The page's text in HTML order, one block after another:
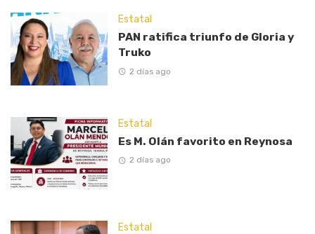
Estatal
PAN ratifica triunfo de Gloria y
Truko
2 días ago
Estatal
Es M. Olán favorito en Reynosa
2 días ago
Estatal